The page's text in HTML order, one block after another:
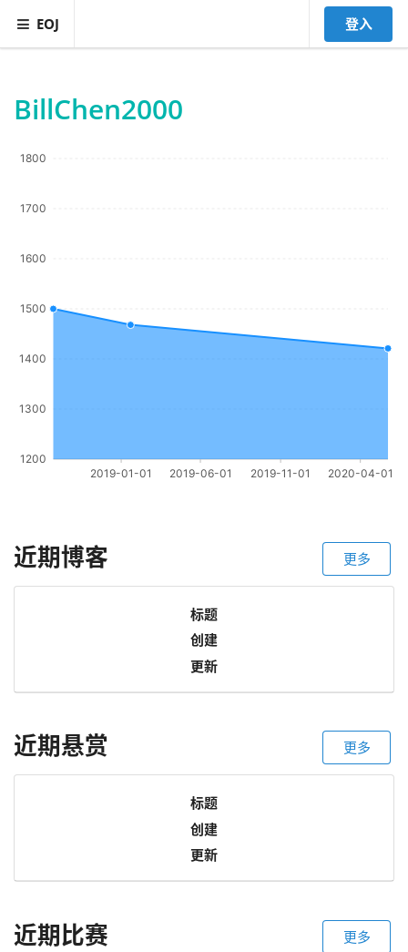
EOJ 登入
BillChen2000
近期博客 更多
标题
创建
更新
近期悬赏 更多
标题
创建
更新
近期比赛 更多